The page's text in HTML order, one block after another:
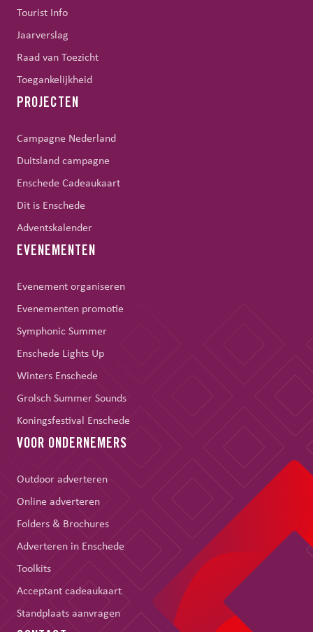
Tourist Info
Jaarverslag
Raad van Toezicht
Toegankelijkheid
PROJECTEN
Campagne Nederland
Duitsland campagne
Enschede Cadeaukaart
Dit is Enschede
Adventskalender
EVENEMENTEN
Evenement organiseren
Evenementen promotie
Symphonic Summer
Enschede Lights Up
Winters Enschede
Grolsch Summer Sounds
Koningsfestival Enschede
VOOR ONDERNEMERS
Outdoor adverteren
Online adverteren
Folders & Brochures
Adverteren in Enschede
Toolkits
Acceptant cadeaukaart
Standplaats aanvragen